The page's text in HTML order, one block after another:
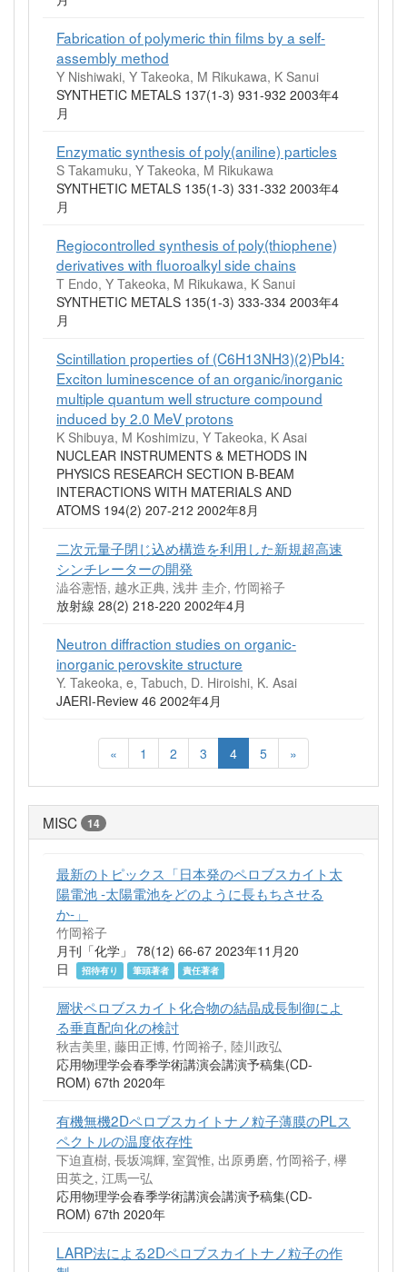
Fabrication of polymeric thin films by a self-
assembly method
Y Nishiwaki, Y Takeoka, M Rikukawa, K Sanui
SYNTHETIC METALS 137(1-3) 931-932 2003年4
月
Enzymatic synthesis of poly(aniline) particles
S Takamuku, Y Takeoka, M Rikukawa
SYNTHETIC METALS 135(1-3) 331-332 2003年4
月
Regiocontrolled synthesis of poly(thiophene)
derivatives with fluoroalkyl side chains
T Endo, Y Takeoka, M Rikukawa, K Sanui
SYNTHETIC METALS 135(1-3) 333-334 2003年4
月
Scintillation properties of (C6H13NH3)(2)PbI4:
Exciton luminescence of an organic/inorganic
multiple quantum well structure compound
induced by 2.0 MeV protons
K Shibuya, M Koshimizu, Y Takeoka, K Asai
NUCLEAR INSTRUMENTS & METHODS IN
PHYSICS RESEARCH SECTION B-BEAM
INTERACTIONS WITH MATERIALS AND
ATOMS 194(2) 207-212 2002年8月
二次元量子閉じ込め構造を利用した新規超高速
シンチレーターの開発
澁谷憲悟, 越水正典, 浅井 圭介, 竹岡裕子
放射線 28(2) 218-220 2002年4月
Neutron diffraction studies on organic-
inorganic perovskite structure
Y. Takeoka, e, Tabuch, D. Hiroishi, K. Asai
JAERI-Review 46 2002年4月
« 1 2 3 4 5 »
MISC 14
最新のトピックス「日本発のペロブスカイト太
陽電池 -太陽電池をどのように長もちさせる
か-」
竹岡裕子
月刊「化学」 78(12) 66-67 2023年11月20
日
招待有り 筆頭著者 責任著者
層状ペロブスカイト化合物の結晶成長制御によ
る垂直配向化の検討
秋吉美里, 藤田正博, 竹岡裕子, 陸川政弘
応用物理学会春季学術講演会講演予稿集(CD-
ROM) 67th 2020年
有機無機2Dペロブスカイトナノ粒子薄膜のPLス
ペクトルの温度依存性
下迫直樹, 長坂鴻輝, 室賀惟, 出原勇磨, 竹岡裕子, 欅
田英之, 江馬一弘
応用物理学会春季学術講演会講演予稿集(CD-
ROM) 67th 2020年
LARP法による2Dペロブスカイトナノ粒子の作